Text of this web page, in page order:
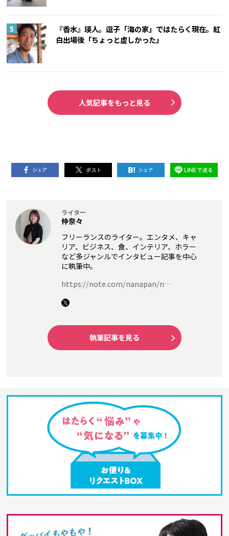
『香水』瑛人。逗子「海の家」ではたらく現在。紅
白出場後「ちょっと虚しかった」
人気記事をもっと見る
ライター
仲奈々
フリーランスのライター。エンタメ、キャ
リア、ビジネス、食、インテリア、ホラー
など多ジャンルでインタビュー記事を中心
に執筆中。
https://note.com/nanapan/n…
執筆記事を見る